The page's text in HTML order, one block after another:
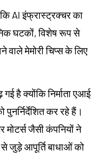
AI इंफ्रास्ट्रक्चर का
घटकों, विशेष रूप से
वाले मेमोरी चिप्स के लिए
है क्योंकि निर्माता एआई
कर रहे हैं।
जैसी कंपनियों ने
से जुड़े आपूर्ति बाधाओं को